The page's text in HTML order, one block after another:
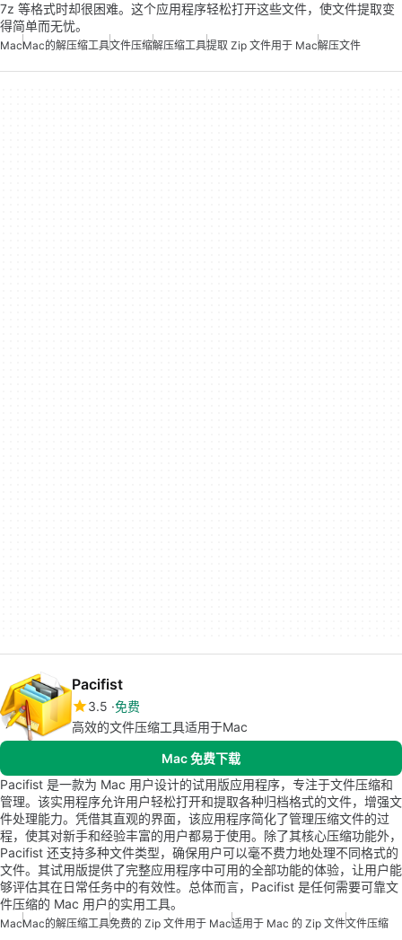
7z 等格式时却很困难。这个应用程序轻松打开这些文件，使文件提取变
得简单而无忧。
MacMac的解压缩工具文件压缩解压缩工具提取 Zip 文件用于 Mac解压文件
Pacifist
3.5 免费
高效的文件压缩工具适用于Mac
Mac 免费下载
Pacifist 是一款为 Mac 用户设计的试用版应用程序，专注于文件压缩和
管理。该实用程序允许用户轻松打开和提取各种归档格式的文件，增强文
件处理能力。凭借其直观的界面，该应用程序简化了管理压缩文件的过
程，使其对新手和经验丰富的用户都易于使用。除了其核心压缩功能外，
Pacifist 还支持多种文件类型，确保用户可以毫不费力地处理不同格式的
文件。其试用版提供了完整应用程序中可用的全部功能的体验，让用户能
够评估其在日常任务中的有效性。总体而言，Pacifist 是任何需要可靠文
件压缩的 Mac 用户的实用工具。
MacMac的解压缩工具免费的 Zip 文件用于 Mac适用于 Mac 的 Zip 文件文件压缩